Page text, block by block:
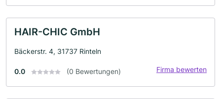
HAIR-CHIC GmbH
Bäckerstr. 4, 31737 Rinteln
0.0 (0 Bewertungen) Firma bewerten